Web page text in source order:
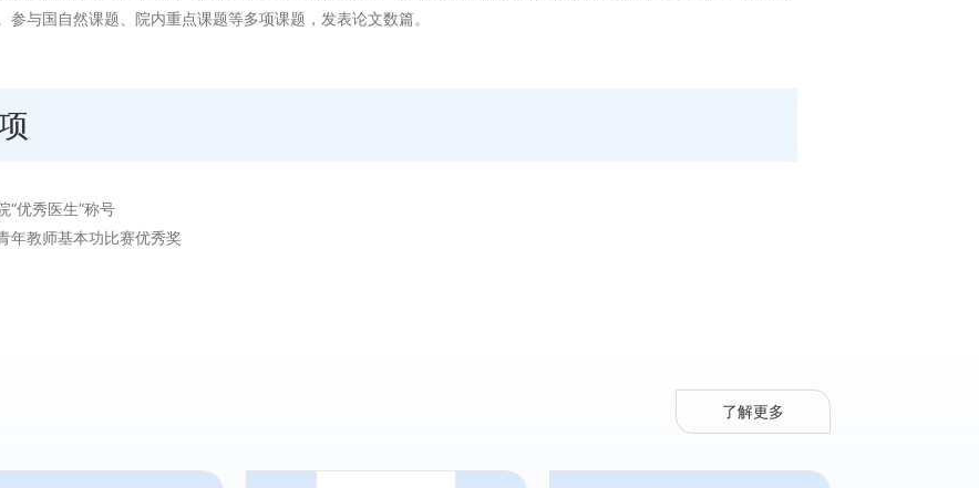
参与国自然课题、院内重点课题等多项课题，发表论文数篇。
“优秀医生”称号
年教师基本功比赛优秀奖
了解更多